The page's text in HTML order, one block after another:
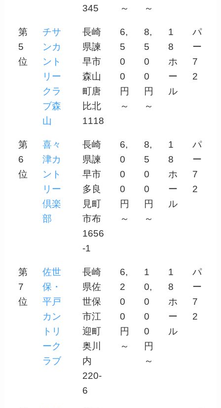
345 ～ ～
第
5
位
チサ
ンカ
ント
リー
クラ
ブ森
山
長崎
県諫
早市
森山
町唐
比北
1118
6,
5
0
0
円
～
8,
5
0
0
円
～
1
8
ホ
ー
ル
パ
ー
7
2
第
6
位
喜々
津カ
ント
リー
倶楽
部
長崎
県諫
早市
多良
見町
市布
1656
-1
6,
0
0
0
円
～
8,
5
0
0
円
～
1
8
ホ
ー
ル
パ
ー
7
2
第
7
位
佐世
保・
平戸
カン
トリ
ーク
ラブ
長崎
県佐
世保
市江
迎町
奥川
内
220-
6
6,
2
0
0
円
～
1
0,
0
0
0
円
～
1
8
ホ
ー
ル
パ
ー
7
2